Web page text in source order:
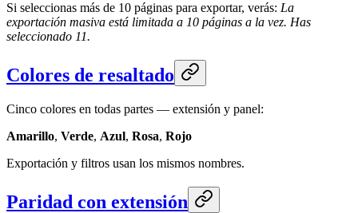
Si seleccionas más de 10 páginas para exportar, verás: La
exportación masiva está limitada a 10 páginas a la vez. Has
seleccionado 11.
Colores de resaltado
Cinco colores en todas partes — extensión y panel:
Amarillo, Verde, Azul, Rosa, Rojo
Exportación y filtros usan los mismos nombres.
Paridad con extensión